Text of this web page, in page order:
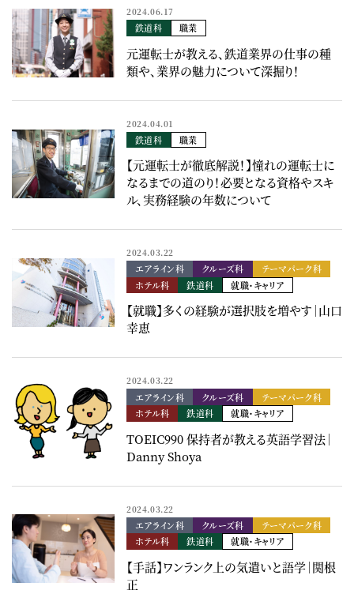
2024.06.17
鉄道科 職業
元運転士が教える、鉄道業界の仕事の種
類や、業界の魅力について深掘り！
2024.04.01
鉄道科 職業
【元運転士が徹底解説！】憧れの運転士に
なるまでの道のり！必要となる資格やスキ
ル、実務経験の年数について
2024.03.22
エアライン科 クルーズ科
テーマパーク科
ホテル科
鉄道科 就職・キャリア
【就職】多くの経験が選択肢を増やす｜山口
幸恵
2024.03.22
エアライン科 クルーズ科
テーマパーク科
ホテル科
鉄道科 就職・キャリア
TOEIC990 保持者が教える英語学習法｜
Danny Shoya
2024.03.22
エアライン科 クルーズ科
テーマパーク科
ホテル科
鉄道科 就職・キャリア
【手話】ワンランク上の気遣いと語学｜関根
正